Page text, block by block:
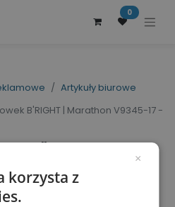
0
Artykuły biurowe
B'RIGHT | Marathon V9345-17 -
ID : 29611
×
korzysta z